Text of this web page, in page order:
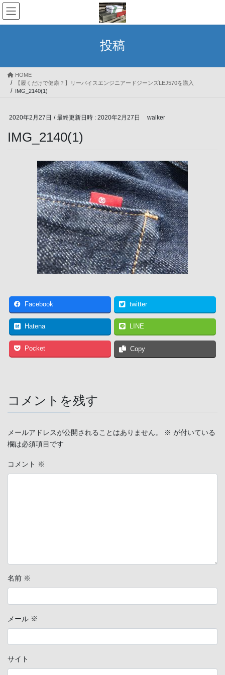
コ
ン
テ
ス
ナ
ビ
ゲ
ン
投稿
HOME
【履くだけで健康？】リーバイスエンジニアードジーンズLEJ570を購入
IMG_2140(1)
2020年2月27日 / 最終更新日時 : 2020年2月27日 walker
IMG_2140(1)
Facebook twitter
Hatena LINE
Pocket Copy
コメントを残す
メールアドレスが公開されることはありません。 ※ が付いている
欄は必須項目です
コメント ※
名前 ※
メール ※
サイト